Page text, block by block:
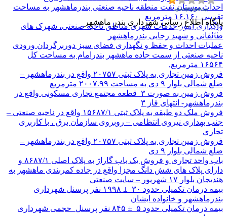
احداث بوستان نفت منطقه ناحیه صنعتی بندرماهشهر به مساحت
تقریبی ۱۶.۱۶۰ مترمربع
واگذاری امور خدمات شهری مناطق ناحیه صنعتی، شهرک های
طالقانی و شهید رجایی بندرماهشهر
عملیات احداث و حفظ و نگهداری فضای سبز دوربرگردان ورودی
ناحیه صنعتی از سمت جاده ماهشهر بندرامام به مساحت کل
۱۶۵۶۴ مترمربع.
فروش زمین تجاری به پلاک ثبتی ۲۰۷۵۷ واقع در بندرماهشهر –
ضلع شمالی بلوار ۹ دی به مساحت ۲۰۰۷.۹۹ مترمربع
فروش زمین به صورت ۳ قطعه مجتمع تجاری مسکونی واقع در
بندرماهشهر- انتهای فاز ۳
فروش ملک دو طبقه به پلاک ثبتی ۱۵۶۸۷/۱ واقع در ناحیه صنعتی –
جنب بهداری نیروی انتظامی – روبروی سازمان برق ، با کاربری
تجاری
فروش زمین تجاری به پلاک ثبتی ۲۰۷۵۷ واقع در بندرماهشهر –
ضلع شمالی بلوار ۹ دی
باب واحد تجاری و فروش یک باب گاراژ به پلاک اصلی ۸۶۸۷/۱ و
دارای پلاک های شش دانگ مجزا واقع در جاده کمربندی ماهشهر به
هندیجان بلوار ۱۷ شهریور – سایت صنعتی
بیمه درمان تکمیلی حدود ۳۰ ± ۱۹۹۸ نفر پرسنل شهرداری
بندرماهشهر و خانواده ایشان
بیمه درمان تکمیلی حدود ۵ ± ۸۴۵ نفر پرسنل حجمی شهرداری
پایگاه اطلاع رسانی شهرداری بندر ماهشهر